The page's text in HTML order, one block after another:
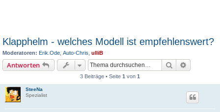
Klapphelm - welches Modell ist empfehlenswert?
Moderatoren: Erik.Ode Auto-Chris ulliB
Antworten Suche
3 Beiträge • Seite 1 von 1
SteeNa
Spezialist